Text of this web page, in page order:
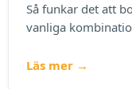
Så funkar det att
vanliga
Läs mer →